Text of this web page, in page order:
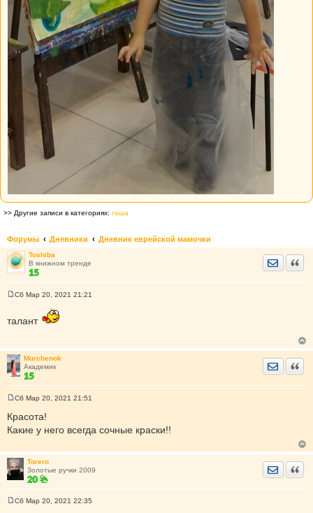
>> Другие записи в категориях: гоша
Форумы Дневники Дневник еврейской мамочки
Toshiba
В книжном тренде
б
н
и
е
Сб Мар 20, 2021 21:21
талант
Murchenok
Академик
о
б
н
и
е
Сб Мар 20, 2021 21:51
Красота!
Какие у него всегда сочные краски!!
Torero
Золотые ручки 2009
Сб Мар 20, 2021 22:35